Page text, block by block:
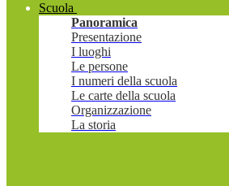
Scuola
Panoramica
Presentazione
I luoghi
Le persone
I numeri della scuola
Le carte della scuola
Organizzazione
La storia